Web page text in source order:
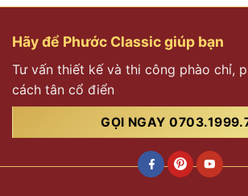
Hãy để Phước Classic giúp bạn
Tư vấn thiết kế và thi công phào chỉ,
cách tân cổ điển
GỌI NGAY